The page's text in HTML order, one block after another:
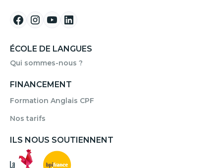
ÉCOLE DE LANGUES
Qui sommes-nous ?
FINANCEMENT
Formation Anglais CPF
Nos tarifs
ILS NOUS SOUTIENNENT